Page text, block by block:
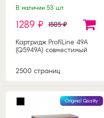
В наличии 53 шт.
1289 ₽ 1585 ₽
Картридж ProfiLine 49A
(Q5949A) совместимый
2500 страниц
Original Quality